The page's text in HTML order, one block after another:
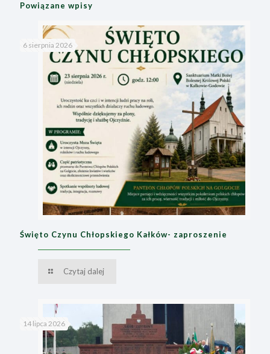
Powiązane wpisy
6 sierpnia 2026
Święto Czynu Chłopskiego Kałków- zaproszenie
Czytaj dalej
14 lipca 2026